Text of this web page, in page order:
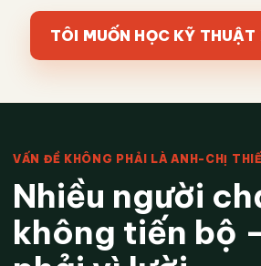
TÔI MUỐN HỌC KỸ THUẬT
VẤN ĐỀ KHÔNG PHẢI LÀ ANH-CHỊ
Nhiều người
không tiến bộ